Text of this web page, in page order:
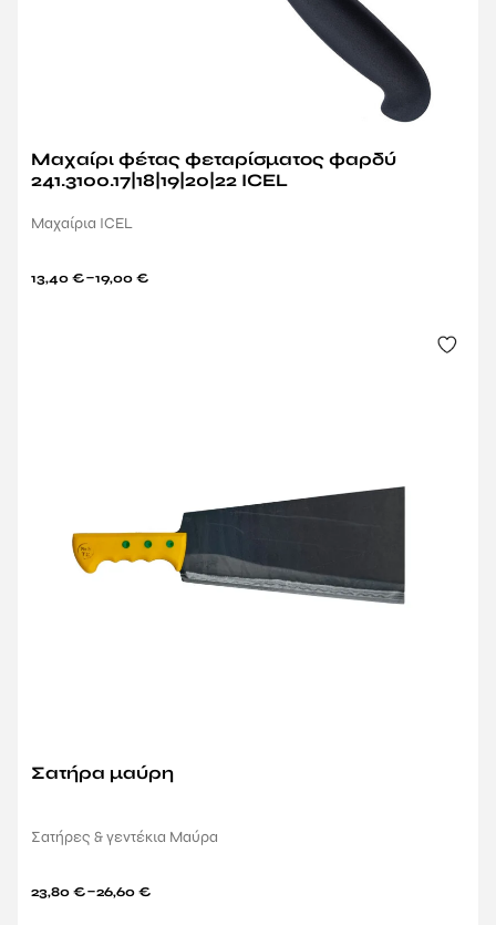
Μαχαίρι φέτας φεταρίσματος φαρδύ
241.3100.17|18|19|20|22 ICEL
Μαχαίρια ICEL
13,40 €–19,00 €
Σατήρα μαύρη
Σατήρες & γεντέκια Μαύρα
23,80 €–26,60 €